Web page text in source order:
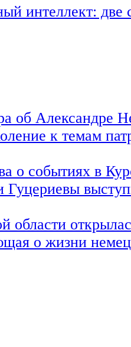
интеллект:
об Александре
к темам
о событиях в
области
о жизни